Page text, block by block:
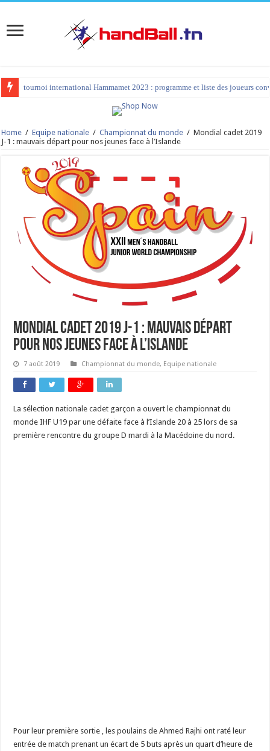
tournoi international Hammamet 2023 : programme et liste des joueurs
Home / Equipe nationale / Championnat du monde / Mondial cadet 2019
J-1 : mauvais départ pour nos jeunes face à l’Islande
Mondial cadet 2019 J-1 : mauvais départ
pour nos jeunes face à l’Islande
7 août 2019 Championnat du monde, Equipe nationale
La sélection nationale cadet garçon a ouvert le championnat du
monde IHF U19 par une défaite face à l’Islande 20 à 25 lors de sa
première rencontre du groupe D mardi à la Macédoine du nord.
Pour leur première sortie , les poulains de Ahmed Rajhi ont raté leur
entrée de match prenant un écart de 5 buts après un quart d’heure de